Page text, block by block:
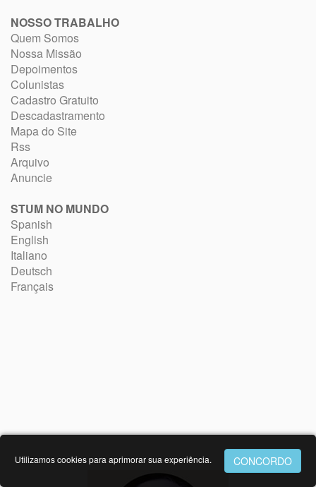
NOSSO TRABALHO
Quem Somos
Nossa Missão
Depoimentos
Colunistas
Cadastro Gratuito
Descadastramento
Mapa do Site
Rss
Arquivo
Anuncie
STUM NO MUNDO
Spanish
English
Italiano
Deutsch
Français
Utilizamos cookies para aprimorar sua experiência.